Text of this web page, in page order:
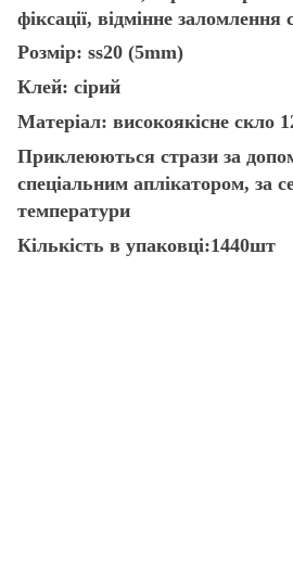
фіксації, відмінне заломлення
Розмір: ss20 (5mm)
Клей: сірий
Матеріал: високоякісне скло
Приклеюються стрази за
спеціальним аплікатором, за
температури
Кількість в упаковці:1440шт